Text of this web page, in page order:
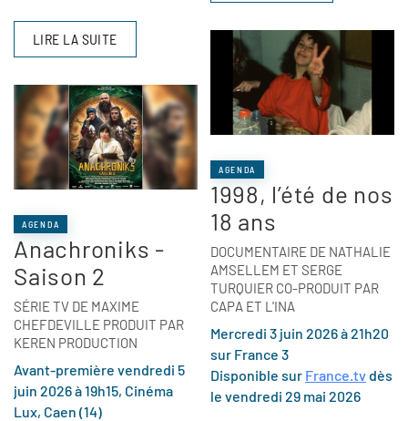
LIRE LA SUITE
AGENDA
Anachroniks -
Saison 2
SÉRIE TV DE MAXIME
CHEFDEVILLE PRODUIT PAR
KEREN PRODUCTION
Avant-première vendredi 5
juin 2026 à 19h15, Cinéma
Lux, Caen (14)
AGENDA
1998, l’été de nos
18 ans
DOCUMENTAIRE DE NATHALIE
AMSELLEM ET SERGE
TURQUIER CO-PRODUIT PAR
CAPA ET L'INA
Mercredi 3 juin 2026 à 21h20
sur France 3
Disponible sur France.tvdès
le vendredi 29 mai 2026